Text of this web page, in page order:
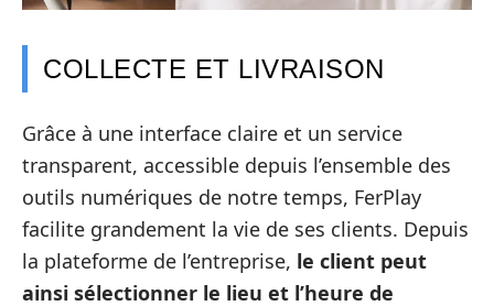
COLLECTE ET LIVRAISON
Grâce à une interface claire et un service
transparent, accessible depuis l’ensemble des
outils numériques de notre temps, FerPlay
facilite grandement la vie de ses clients. Depuis
la plateforme de l’entreprise, le client peut
ainsi sélectionner le lieu et l’heure de